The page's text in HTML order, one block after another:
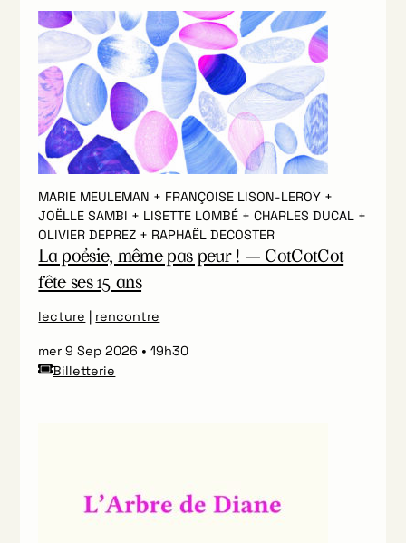
MARIE MEULEMAN + FRANÇOISE LISON-LEROY +
JOËLLE SAMBI + LISETTE LOMBÉ + CHARLES DUCAL +
OLIVIER DEPREZ + RAPHAËL DECOSTER
La poésie, même pas peur ! — CotCotCot
fête ses 15 ans
lecture rencontre
mer 9 Sep 2026
19h30
Billetterie